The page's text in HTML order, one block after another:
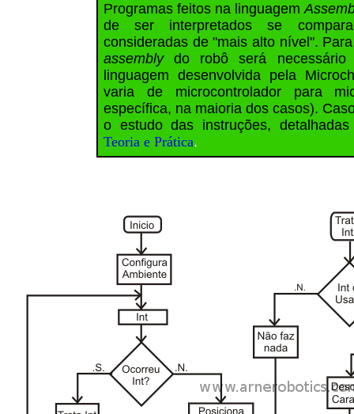
Programas feitos na linguagem
de ser interpretados se
consideradas de "mais alto nível".
assemblydo robô será necessário
linguagem desenvolvida pela
varia de microcontrolador para
específica, na maioria dos casos).
o estudo das instruções,
Teoria e Prática.